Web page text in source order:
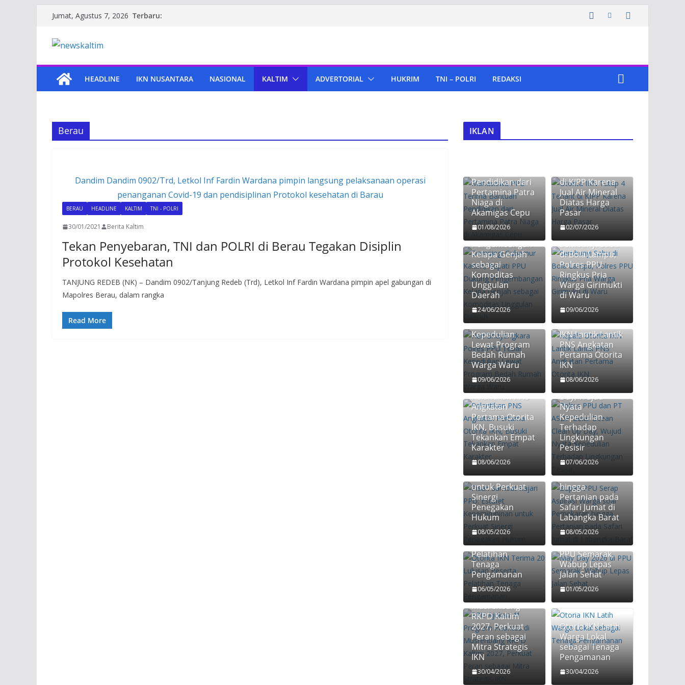
content
Jumat, Agustus 7, 2026 Terbaru:
HEADLINE IKN NUSANTARA NASIONAL KALTIM ADVERTORIAL HUKRIM TNI – POLRI REDAKSI
Berau
Dandim Dandim 0902/Trd, Letkol Inf Fardin Wardana pimpin langsung pelaksanaan operasi
penanganan Covid-19 dan pendisiplinan Protokol kesehatan di Barau
BERAU HEADLINE KALTIM TNI - POLRI
30/01/2021 Berita Kaltim
Tekan Penyebaran, TNI dan POLRI di Berau Tegakan Disiplin
Protokol Kesehatan
TANJUNG REDEB (NK) – Dandim 0902/Tanjung Redeb (Trd), Letkol Inf Fardin Wardana pimpin apel gabungan di
Mapolres Berau, dalam rangka
Read More
IKLAN
Pendidikan dari
Pertamina Patra
Niaga di
Akamigas Cepu
01/08/2026
di KIPP Karena
Jual Air Mineral
Diatas Harga
Pasar
02/07/2026
Dampingi
Gubernur
Kaltim, Bupati
PPU Dukung
Pengembangan
Kelapa Genjah
sebagai
Komoditas
Unggulan
Daerah
24/06/2026
Sembunyi Sabu
di Bola Lampu,
Polres PPU
Ringkus Pria
Warga Girimukti
di Waru
09/06/2026
Hari
Bhayangkara
Polres PPU
Tebar
Kepedulian
Lewat Program
Bedah Rumah
Warga Waru
09/06/2026
Kepala Otorita
IKN Lantik Lantik
PNS Angkatan
Pertama Otorita
IKN
08/06/2026
Pelantikan PNS
Angkatan
Pertama Otorita
IKN, Busuki
Tekankan Empat
Karakter
08/06/2026
Polres PPU dan
PT ASDP Gelar
Day, Wujud
Nyata
Kepedulian
Terhadap
Lingkungan
Pesisir
07/06/2026
Pisah Sambut
Kajari PPU:
Estafet
Kepemimpinan
untuk Perkuat
Sinergi
Penegakan
Hukum
08/05/2026
Bupati PPU
Serap Aspirasi
Warga soal
Pemekaran
hingga
Pertanian pada
Safari Jumat di
Labangka Barat
08/05/2026
Otorita IKN
Terima 20
Lulusan Peserta
Pelatihan
Tenaga
Pengamanan
06/05/2026
May Day 2026 di
PPU Semarak,
Wabup Lepas
Jalan Sehat
01/05/2026
PPU Ajukan 41
Program
Prioritas di
Musrenbang
RKPD Kaltim
2027, Perkuat
Peran sebagai
Mitra Strategis
IKN
30/04/2026
Otoria IKN Latih
Warga Lokal
sebagai Tenaga
Pengamanan
30/04/2026
Otorita IKN